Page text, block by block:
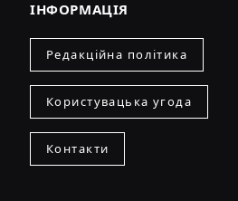
ІНФОРМАЦІЯ
Редакційна політика
Користувацька угода
Контакти